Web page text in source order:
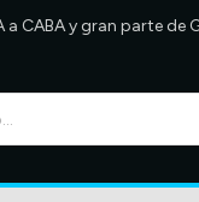
a CABA y gran parte